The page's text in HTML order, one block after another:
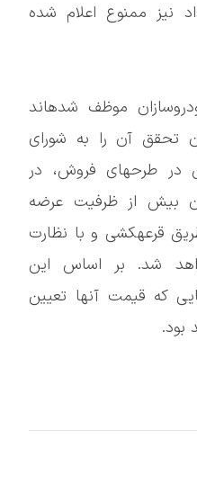
نیز ممنوع اعلام شده
موظف شدهاند
تحقق آن را به شورای
در طرحهای فروش، در
بیش از ظرفیت عرضه
قرعهکشی و با نظارت
شد. بر اساس این
که قیمت آنها تعیین
بود.